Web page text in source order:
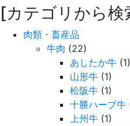
[カテゴリから検
肉類・畜産品
牛肉 (22)
あしたか牛 (1)
山形牛 (1)
松阪牛 (1)
十勝ハーブ牛
上州牛 (1)